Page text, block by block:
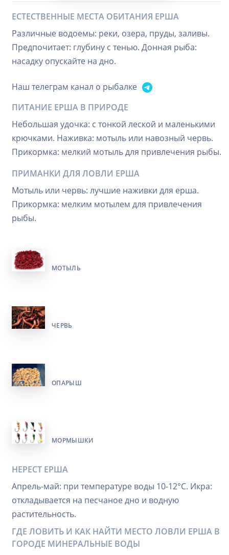
ЕСТЕСТВЕННЫЕ МЕСТА ОБИТАНИЯ ЕРША
Различные водоемы: реки, озера, пруды, заливы.
Предпочитает: глубину с тенью. Донная рыба:
насадку опускайте на дно.
Наш телеграм канал о рыбалке
ПИТАНИЕ ЕРША В ПРИРОДЕ
Небольшая удочка: с тонкой леской и маленькими
крючками. Наживка: мотыль или навозный червь.
Прикормка: мелкий мотыль для привлечения рыбы.
ПРИМАНКИ ДЛЯ ЛОВЛИ ЕРША
Мотыль или червь: лучшие наживки для ерша.
Прикормка: мелким мотылем для привлечения
рыбы.
МОТЫЛЬ
ЧЕРВЬ
ОПАРЫШ
МОРМЫШКИ
НЕРЕСТ ЕРША
Апрель-май: при температуре воды 10-12°C. Икра:
откладывается на песчаное дно и водную
растительность.
ГДЕ ЛОВИТЬ И КАК НАЙТИ МЕСТО ЛОВЛИ ЕРША В
ГОРОДЕ МИНЕРАЛЬНЫЕ ВОДЫ